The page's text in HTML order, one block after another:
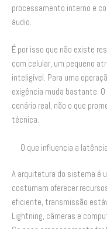
processamento interno e
áudio.
É por isso que não existe
com celular, um pequeno
inteligível. Para uma
exigência muda bastante.
cenário real, não o que
técnica.
O que influencia a
A arquitetura do sistema é
costumam oferecer
eficiente, transmissão
Lightning, câmeras e